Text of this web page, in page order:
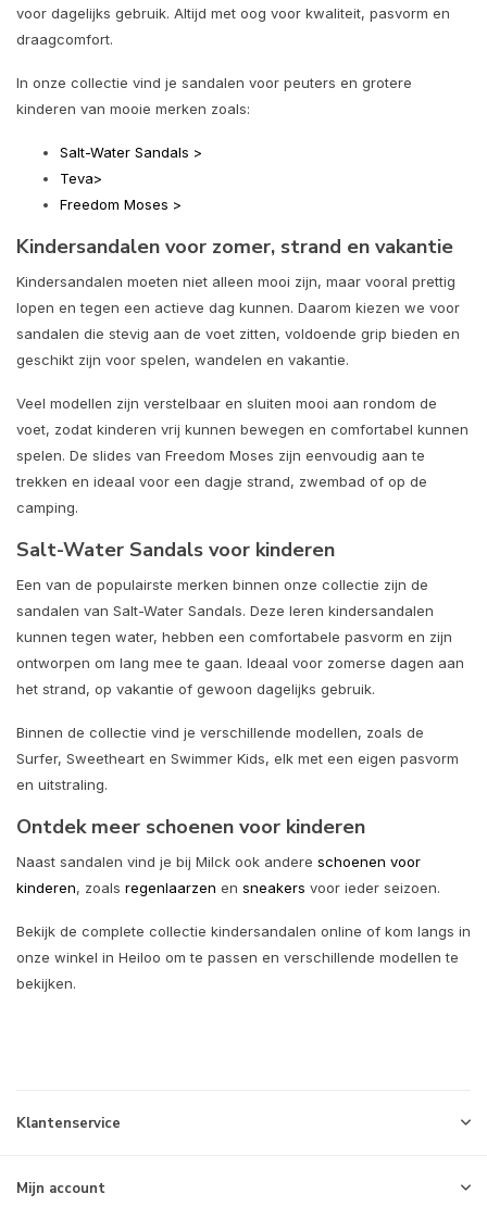
voor dagelijks gebruik. Altijd met oog voor kwaliteit, pasvorm en
draagcomfort.
In onze collectie vind je sandalen voor peuters en grotere
kinderen van mooie merken zoals:
Salt-Water Sandals >
Teva>
Freedom Moses >
Kindersandalen voor zomer, strand en vakantie
Kindersandalen moeten niet alleen mooi zijn, maar vooral prettig
lopen en tegen een actieve dag kunnen. Daarom kiezen we voor
sandalen die stevig aan de voet zitten, voldoende grip bieden en
geschikt zijn voor spelen, wandelen en vakantie.
Veel modellen zijn verstelbaar en sluiten mooi aan rondom de
voet, zodat kinderen vrij kunnen bewegen en comfortabel kunnen
spelen. De slides van Freedom Moses zijn eenvoudig aan te
trekken en ideaal voor een dagje strand, zwembad of op de
camping.
Salt-Water Sandals voor kinderen
Een van de populairste merken binnen onze collectie zijn de
sandalen van Salt-Water Sandals. Deze leren kindersandalen
kunnen tegen water, hebben een comfortabele pasvorm en zijn
ontworpen om lang mee te gaan. Ideaal voor zomerse dagen aan
het strand, op vakantie of gewoon dagelijks gebruik.
Binnen de collectie vind je verschillende modellen, zoals de
Surfer, Sweetheart en Swimmer Kids, elk met een eigen pasvorm
en uitstraling.
Ontdek meer schoenen voor kinderen
Naast sandalen vind je bij Milck ook andere schoenen voor
kinderen, zoals regenlaarzen en sneakers voor ieder seizoen.
Bekijk de complete collectie kindersandalen online of kom langs in
onze winkel in Heiloo om te passen en verschillende modellen te
bekijken.
Klantenservice
Mijn account